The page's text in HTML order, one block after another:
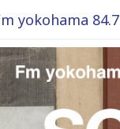
yokohama 84.7